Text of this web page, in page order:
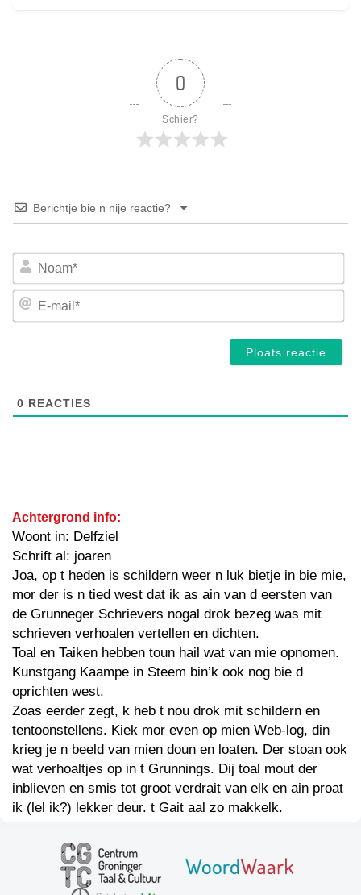
0
Schier?
Berichtje bie n nije reactie?
E-
0 REACTIES
Achtergrond info:
Woont in: Delfziel
Schrift al: joaren
Joa, op t heden is schildern weer n luk bietje in bie mie,
mor der is n tied west dat ik as ain van d eersten van
de Grunneger Schrievers nogal drok bezeg was mit
schrieven verhoalen vertellen en dichten.
Toal en Taiken hebben toun hail wat van mie opnomen.
Kunstgang Kaampe in Steem bin’k ook nog bie d
oprichten west.
Zoas eerder zegt, k heb t nou drok mit schildern en
tentoonstellens. Kiek mor even op mien Web-log, din
krieg je n beeld van mien doun en loaten. Der stoan ook
wat verhoaltjes op in t Grunnings. Dij toal mout der
inblieven en smis tot groot verdrait van elk en ain proat
ik (lel ik?) lekker deur. t Gait aal zo makkelk.